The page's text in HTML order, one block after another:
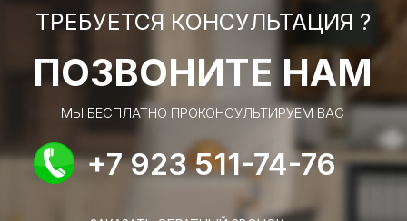
ТРЕБУЕТСЯ КОНСУЛЬТАЦИЯ ?
ПОЗВОНИТЕ НАМ
МЫ БЕСПЛАТНО ПРОКОНСУЛЬТИРУЕМ ВАС
+7 923 511-74-76